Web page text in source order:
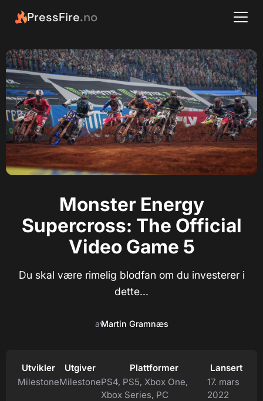
PressFire.no
Monster Energy
Supercross: The Official
Video Game 5
Du skal være rimelig blodfan om du investerer i
dette...
avMartin Gramnæs
Utvikler
Milestone
Utgiver
Milestone
Plattformer
PS4, PS5, Xbox One,
Xbox Series, PC
Lansert
17. mars
2022